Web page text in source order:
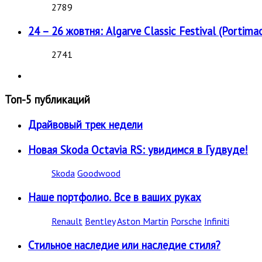
2789
24 – 26 жовтня: Algarve Classic Festival
2741
Топ-5 публикаций
Драйвовый трек недели
Новая Skoda Octavia RS: увидимся в Гудвуде!
Skoda Goodwood
Наше портфолио. Все в ваших руках
Renault BentleyAston Martin Porsche Infiniti
Стильное наследие или наследие стиля?